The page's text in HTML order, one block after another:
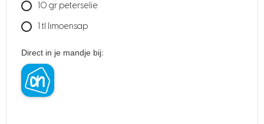
10 gr peterselie
1 tl limoensap
Direct in je mandje bij: